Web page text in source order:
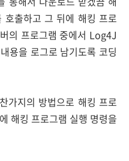
호출하고 그 뒤에 해킹 프로
의 프로그램 중에서 Log4J
용을 로그로 남기도록 코딩
가지의 방법으로 해킹 프로
해킹 프로그램 실행 명령을